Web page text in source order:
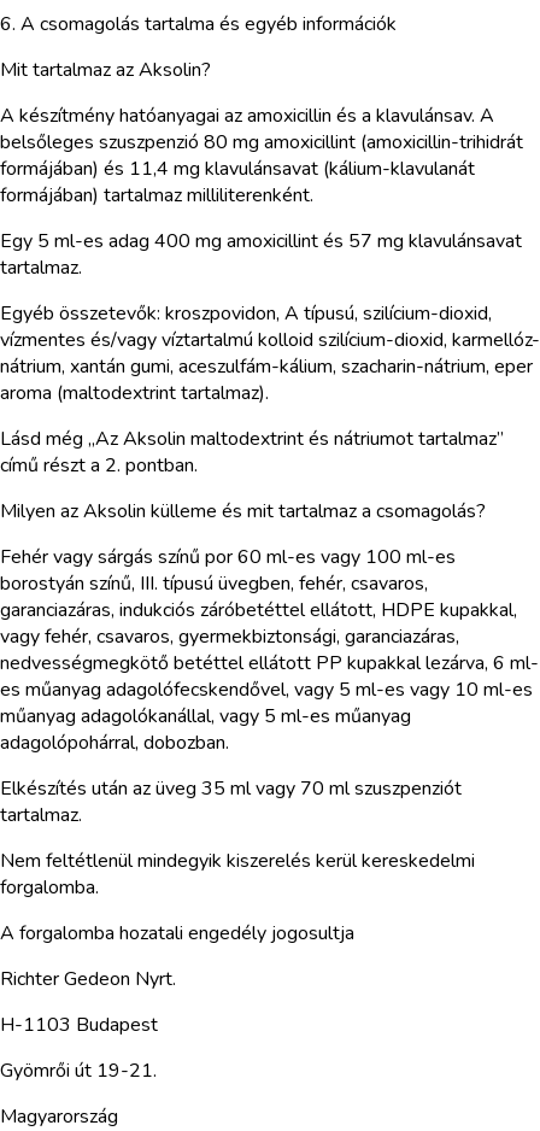
6. A csomagolás tartalma és egyéb információk
Mit tartalmaz az Aksolin?
A készítmény hatóanyagai az amoxicillin és a klavulánsav. A
belsőleges szuszpenzió 80 mg amoxicillint (amoxicillin-trihidrát
formájában) és 11,4 mg klavulánsavat (kálium-klavulanát
formájában) tartalmaz milliliterenként.
Egy 5 ml-es adag 400 mg amoxicillint és 57 mg klavulánsavat
tartalmaz.
Egyéb összetevők: kroszpovidon, A típusú, szilícium-dioxid,
vízmentes és/vagy víztartalmú kolloid szilícium-dioxid, karmellóz-
nátrium, xantán gumi, aceszulfám-kálium, szacharin-nátrium, eper
aroma (maltodextrint tartalmaz).
Lásd még „Az Aksolin maltodextrint és nátriumot tartalmaz”
című részt a 2. pontban.
Milyen az Aksolin külleme és mit tartalmaz a csomagolás?
Fehér vagy sárgás színű por 60 ml-es vagy 100 ml-es
borostyán színű, III. típusú üvegben, fehér, csavaros,
garanciazáras, indukciós záróbetéttel ellátott, HDPE kupakkal,
vagy fehér, csavaros, gyermekbiztonsági, garanciazáras,
nedvességmegkötő betéttel ellátott PP kupakkal lezárva, 6 ml-
es műanyag adagolófecskendővel, vagy 5 ml-es vagy 10 ml-es
műanyag adagolókanállal, vagy 5 ml-es műanyag
adagolópohárral, dobozban.
Elkészítés után az üveg 35 ml vagy 70 ml szuszpenziót
tartalmaz.
Nem feltétlenül mindegyik kiszerelés kerül kereskedelmi
forgalomba.
A forgalomba hozatali engedély jogosultja
Richter Gedeon Nyrt.
H-1103 Budapest
Gyömrői út 19-21.
Magyarország